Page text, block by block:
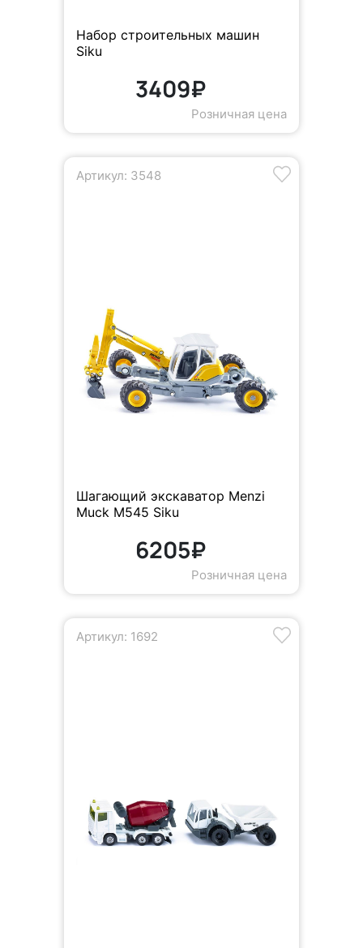
Набор строительных машин
Siku
3409₽
Розничная цена
Артикул: 3548
Шагающий экскаватор Menzi
Muck M545 Siku
6205₽
Розничная цена
Артикул: 1692